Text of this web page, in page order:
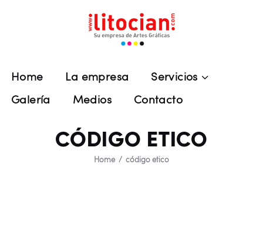
Home La empresa
Servicios
Galería
Medios Contacto
CÓDIGO ETICO
Home código etico
LITOCIAN
La empresa
Galería
Medios
Contacto